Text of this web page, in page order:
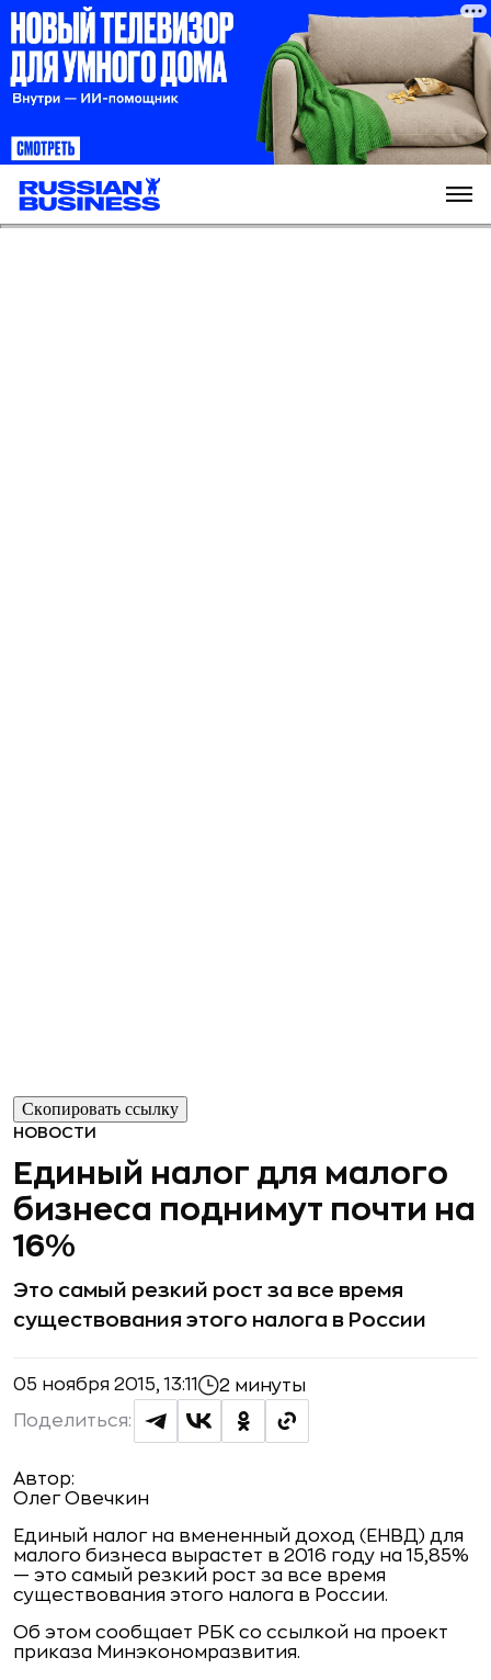
Скопировать ссылку
НОВОСТИ
Единый налог для малого
бизнеса поднимут почти на
16%
Это самый резкий рост за все время
существования этого налога в России
05 ноября 2015, 13:11 2 минуты
Поделиться:
Автор:
Олег Овечкин
Единый налог на вмененный доход (ЕНВД) для
малого бизнеса вырастет в 2016 году на 15,85%
— это самый резкий рост за все время
существования этого налога в России.
Об этом сообщает РБК со ссылкой на проект
приказа Минэкономразвития.